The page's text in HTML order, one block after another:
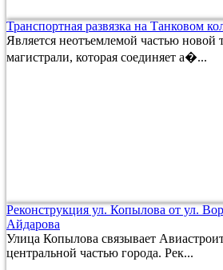
Транспортная развязка на Танковом
Является неотъемлемой частью новой
магистрали, которая соединяет а�...
Реконструкция ул. Копылова от ул.
Айдарова
Улица Копылова связывает
центральной частью города. Рек...